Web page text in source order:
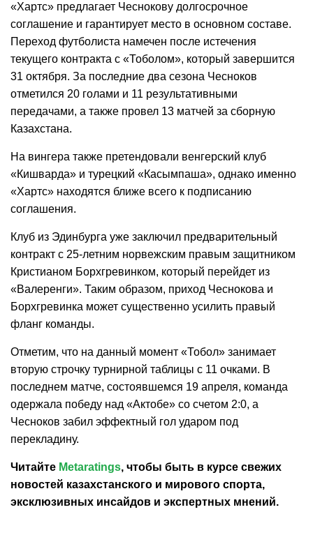
«Хартс» предлагает Чеснокову долгосрочное
соглашение и гарантирует место в основном составе.
Переход футболиста намечен после истечения
текущего контракта с «Тоболом», который завершится
31 октября. За последние два сезона Чесноков
отметился 20 голами и 11 результативными
передачами, а также провел 13 матчей за сборную
Казахстана.
На вингера также претендовали венгерский клуб
«Кишварда» и турецкий «Касымпаша», однако именно
«Хартс» находятся ближе всего к подписанию
соглашения.
Клуб из Эдинбурга уже заключил предварительный
контракт с 25-летним норвежским правым защитником
Кристианом Борхгревинком, который перейдет из
«Валеренги». Таким образом, приход Чеснокова и
Борхгревинка может существенно усилить правый
фланг команды.
Отметим, что на данный момент «Тобол» занимает
вторую строчку турнирной таблицы с 11 очками. В
последнем матче, состоявшемся 19 апреля, команда
одержала победу над «Актобе» со счетом 2:0, а
Чесноков забил эффектный гол ударом под
перекладину.
Читайте Metaratings, чтобы быть в курсе свежих
новостей казахстанского и мирового спорта,
эксклюзивных инсайдов и экспертных мнений.